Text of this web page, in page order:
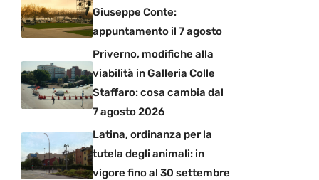
Giuseppe Conte:
appuntamento il 7 agosto
Priverno, modifiche alla
viabilità in Galleria Colle
Staffaro: cosa cambia dal
7 agosto 2026
Latina, ordinanza per la
tutela degli animali: in
vigore fino al 30 settembre